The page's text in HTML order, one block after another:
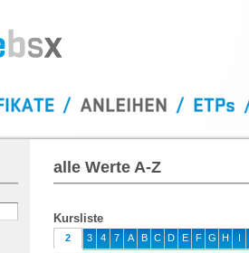
alle Werte A-Z
Kursliste
2 3 4 7 A B C D E F G H